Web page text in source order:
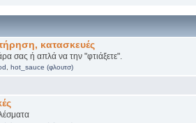
κατασκευές
σας ή απλά να την "φτιάξετε".
hot_sauce (φλουτσ)